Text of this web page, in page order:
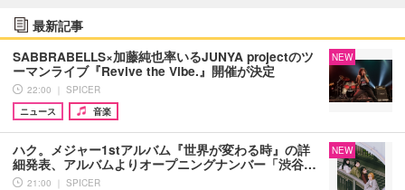
最新記事
SABBRABELLS×加藤純也率いるJUNYA projectのツ
ーマンライブ『Revive the Vibe.』開催が決定
22:00 ｜ SPICER
ニュース
音楽
NEW
ハク。メジャー1stアルバム『世界が変わる時』の詳
細発表、アルバムよりオープニングナンバー「渋谷…
21:00 ｜ SPICER
NEW